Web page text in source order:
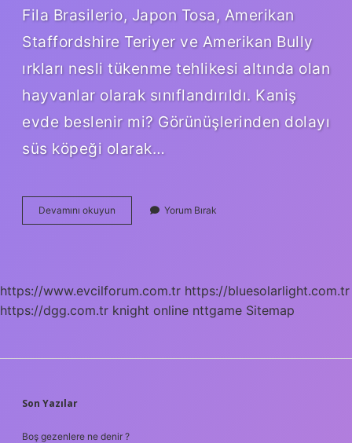
Fila Brasilerio, Japon Tosa, Amerikan
Staffordshire Teriyer ve Amerikan Bully
ırkları nesli tükenme tehlikesi altında olan
hayvanlar olarak sınıflandırıldı. Kaniş
evde beslenir mi? Görünüşlerinden dolayı
süs köpeği olarak…
Devamını okuyun
Cinsi
Yorum Bırak
https://www.evcilforum.com.tr https://bluesolarlight.com.tr
https://dgg.com.tr knight online nttgame Sitemap
SIDEBAR
Son Yazılar
Boş gezenlere ne denir ?